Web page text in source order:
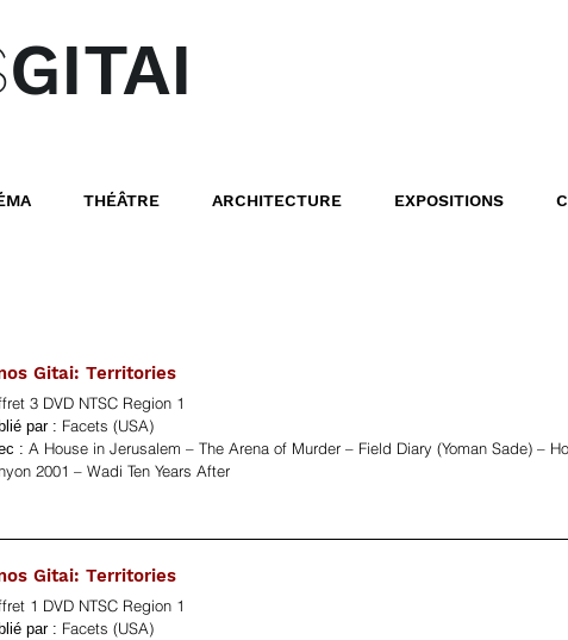
GITAI
THÉÂTRE ARCHITECTURE EXPOSITIONS
Gitai: Territories
3 DVD NTSC Region 1
par : Facets (USA)
: A House in Jerusalem – The Arena of Murder – Field Diary (Yoman Sade) –
2001 – Wadi Ten Years After
Gitai: Territories
1 DVD NTSC Region 1
par : Facets (USA)